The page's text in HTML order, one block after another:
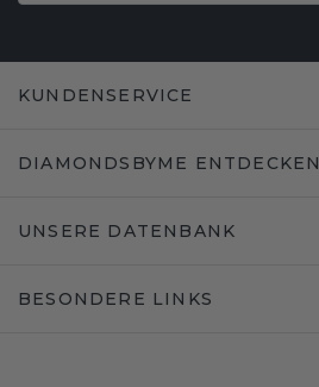
KUNDENSERVICE
DIAMONDSBYME ENTDECKEN
UNSERE DATENBANK
BESONDERE LINKS